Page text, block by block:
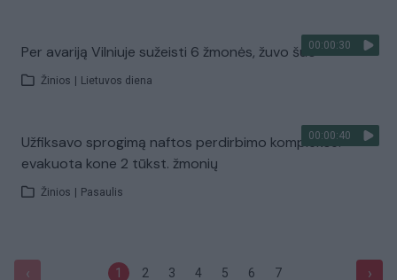
00:00:30
Per avariją Vilniuje sužeisti 6 žmonės, žuvo šuo
Žinios Lietuvos diena
00:00:40
Užfiksavo sprogimą naftos perdirbimo komplekse:
evakuota kone 2 tūkst. žmonių
Žinios Pasaulis
‹ 1 2 3 4 5 6 7 ›